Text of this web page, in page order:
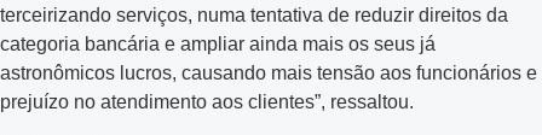
terceirizando serviços, numa tentativa de reduzir direitos da
categoria bancária e ampliar ainda mais os seus já
astronômicos lucros, causando mais tensão aos funcionários e
prejuízo no atendimento aos clientes”, ressaltou.